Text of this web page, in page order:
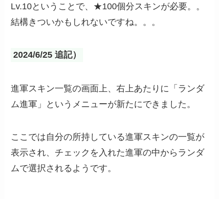
Lv.10ということで、★100個分スキンが必要。。
結構きついかもしれないですね。。。
2024/6/25 追記）
進軍スキン一覧の画面上、右上あたりに「ランダ
ム進軍」というメニューが新たにできました。
ここでは自分の所持している進軍スキンの一覧が
表示され、チェックを入れた進軍の中からランダ
ムで選択されるようです。